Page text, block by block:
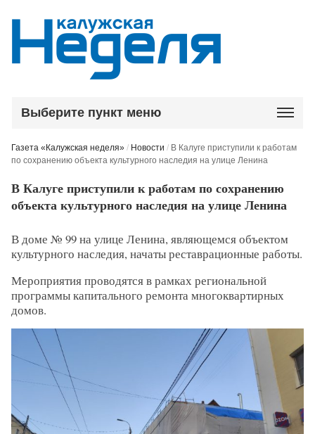
Выберите пункт меню
Газета «Калужская неделя» / Новости / В Калуге приступили к работам
по сохранению объекта культурного наследия на улице Ленина
В Калуге приступили к работам по сохранению
объекта культурного наследия на улице Ленина
В доме № 99 на улице Ленина, являющемся объектом
культурного наследия, начаты реставрационные работы.
Мероприятия проводятся в рамках региональной
программы капитального ремонта многоквартирных
домов.